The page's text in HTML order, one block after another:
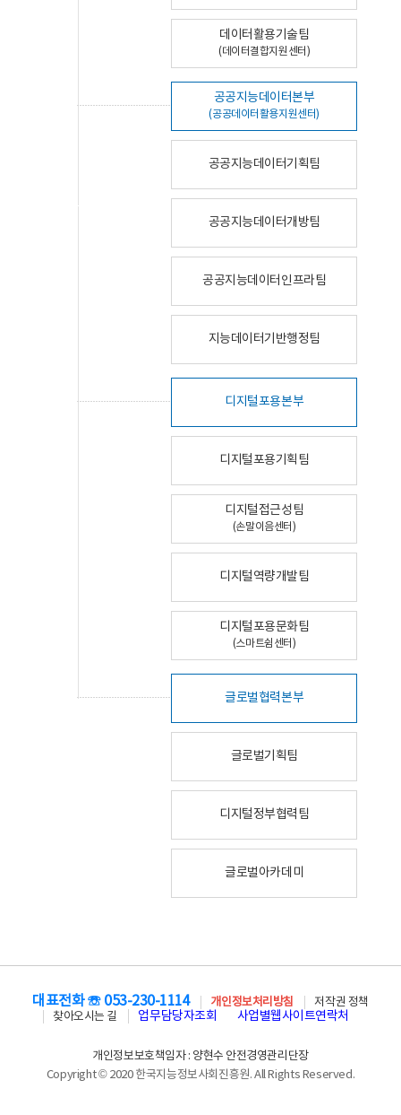
데이터활용기술팀
(데이터결합지원센터)
공공지능데이터본부
(공공데이터활용지원센터)
공공지능데이터기획팀
공공지능데이터개방팀
공공지능데이터인프라팀
지능데이터기반행정팀
디지털포용본부
디지털포용기획팀
디지털접근성팀
(손말이음센터)
디지털역량개발팀
디지털포용문화팀
(스마트쉼센터)
글로벌협력본부
글로벌기획팀
디지털정부협력팀
글로벌아카데미
대표전화 ☏ 053-230-1114 개인정보처리방침
저작권 정책
찾아오시는 길
업무담당자조회 사업별웹사이트연락처
개인정보보호책임자 : 양현수 안전경영관리단장
Copyright © 2020 한국지능정보사회진흥원. All Rights Reserved.